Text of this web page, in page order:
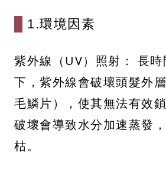
1.環境因素
紫外線（UV）照射： 長
下，紫外線會破壞頭髮外
毛鱗片），使其無法有效
破壞會導致水分加速蒸發
枯。